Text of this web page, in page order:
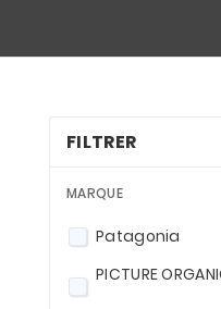
FILTRER
MARQUE
Patagonia